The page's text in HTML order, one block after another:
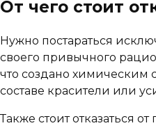
От чего стоит
Нужно постараться
своего привычного
что создано химическим
составе красители или
Также стоит отказаться